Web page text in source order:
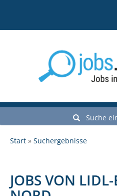
Suche
Start
Suchergebnisse
JOBS VON